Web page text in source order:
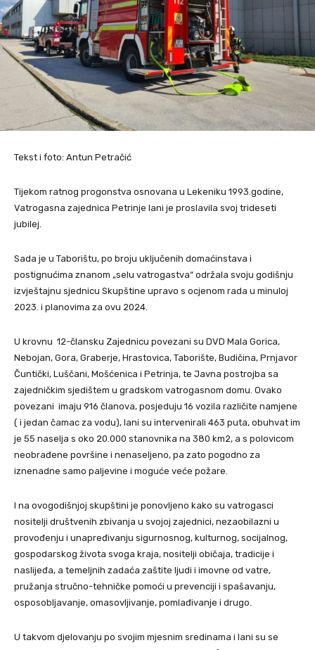
Tekst i foto: Antun Petračić
Tijekom ratnog progonstva osnovana u Lekeniku 1993.godine,
Vatrogasna zajednica Petrinje lani je proslavila svoj trideseti
jubilej.
Sada je u Taborištu, po broju uključenih domaćinstava i
postignućima znanom „selu vatrogastva“ održala svoju godišnju
izvještajnu sjednicu Skupštine upravo s ocjenom rada u minuloj
2023. i planovima za ovu 2024.
U krovnu 12-člansku Zajednicu povezani su DVD Mala Gorica,
Nebojan, Gora, Graberje, Hrastovica, Taborište, Budičina, Prnjavor
Čuntički, Luščani, Mošćenica i Petrinja, te Javna postrojba sa
zajedničkim sjedištem u gradskom vatrogasnom domu. Ovako
povezani imaju 916 članova, posjeduju 16 vozila različite namjene
( i jedan čamac za vodu), lani su intervenirali 463 puta, obuhvat im
je 55 naselja s oko 20.000 stanovnika na 380 km2, a s polovicom
neobrađene površine i nenaseljeno, pa zato pogodno za
iznenadne samo paljevine i moguće veće požare.
I na ovogodišnjoj skupštini je ponovljeno kako su vatrogasci
nositelji društvenih zbivanja u svojoj zajednici, nezaobilazni u
provođenju i unapređivanju sigurnosnog, kulturnog, socijalnog,
gospodarskog života svoga kraja, nositelji običaja, tradicije i
naslijeđa, a temeljnih zadaća zaštite ljudi i imovne od vatre,
pružanja stručno-tehničke pomoći u prevenciji i spašavanju,
osposobljavanje, omasovljivanje, pomlađivanje i drugo.
U takvom djelovanju po svojim mjesnim sredinama i lani su se